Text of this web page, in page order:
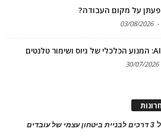
על מקום העבודה?
-
03/08/2026
30/07/2026
3 דרכים לבניית ביטחון עצמי של עובדים